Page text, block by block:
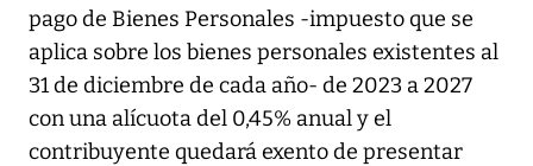
pago de Bienes Personales -impuesto que se
aplica sobre los bienes personales existentes al
31 de diciembre de cada año- de 2023 a 2027
con una alícuota del 0,45% anual y el
contribuyente quedará exento de presentar